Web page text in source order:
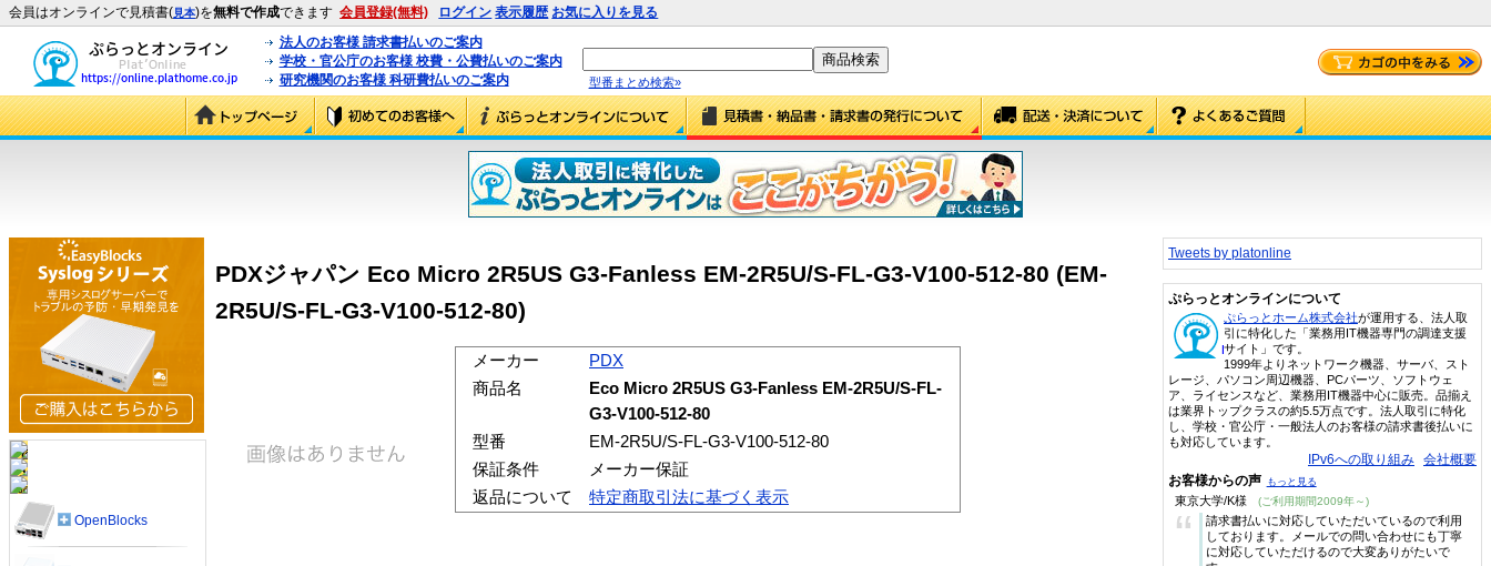
会員はオンラインで見積書(見本)を無料で作成できます 会員登録(無料) ログイン 表示履歴 お気に入りを見る
法人のお客様 請求書払いのご案内
学校・官公庁のお客様 校費・公費払いのご案内
研究機関のお客様 科研費払いのご案内
型番まとめ検索»
PDXジャパン Eco Micro 2R5US G3-Fanless EM-2R5U/S-FL-G3-V100-512-80 (EM-
2R5U/S-FL-G3-V100-512-80)
メーカー
PDX
商品名
Eco Micro 2R5US G3-Fanless EM-2R5U/S-FL-
G3-V100-512-80
型番
EM-2R5U/S-FL-G3-V100-512-80
保証条件
メーカー保証
返品について
特定商取引法に基づく表示
OpenBlocks
Tweets by platonline
ぷらっとオンラインについて
ぷらっとホーム株式会社が運用する、法人取
引に特化した「業務用IT機器専門の調達支援
サイト」です。
1999年よりネットワーク機器、サーバ、スト
レージ、パソコン周辺機器、PCパーツ、ソフトウェ
ア、ライセンスなど、業務用IT機器中心に販売。品揃え
は業界トップクラスの約5.5万点です。法人取引に特化
し、学校・官公庁・一般法人のお客様の請求書後払いに
も対応しています。
IPv6への取り組み 会社概要
お客様からの声 もっと見る
東京大学/K様 (ご利用期間2009年～)
“
請求書払いに対応していただいているので利用
しております。メールでの問い合わせにも丁寧
に対応していただけるので大変ありがたいで